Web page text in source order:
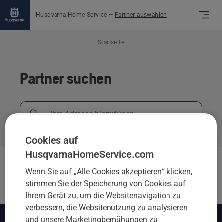
Husqvarna Home Service — Partner auswählen
Startseite
Partner suchen
Ihre
Partner(0)
Cookies auf
HusqvarnaHomeService.com
Wenn Sie auf „Alle Cookies akzeptieren“ klicken,
stimmen Sie der Speicherung von Cookies auf
Ihrem Gerät zu, um die Websitenavigation zu
verbessern, die Websitenutzung zu analysieren
und unsere Marketingbemühungen zu